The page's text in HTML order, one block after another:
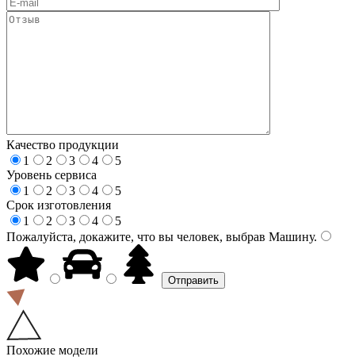
Качество продукции
1
2 3 4
5
Уровень сервиса
1
2 3 4
5
Срок изготовления
1
2 3 4
5
Пожалуйста, докажите, что вы человек, выбрав Машину.
Похожие модели